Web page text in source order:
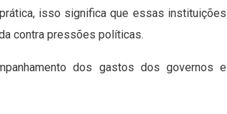
isso significa que essas instituições
contra pressões políticas.
dos gastos dos governos e